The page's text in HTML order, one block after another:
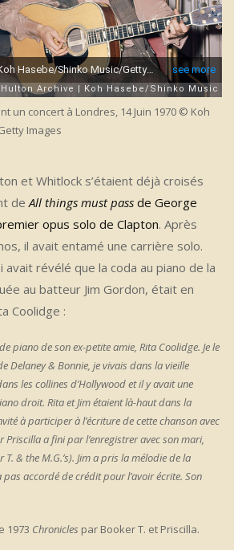
un concert à Londres, 14 Juin 1970 © Koh
Images
et Whitlock s’étaient déjà croisés
deAll things must pass de George
opus solo de Clapton. Après
il avait entamé une carrière solo.
avait révélé que la coda au piano de la
au batteur Jim Gordon, était en
Coolidge :
piano de son ex-petite amie, Rita Coolidge. Je le
Delaney & Bonnie, je vivais dans la vieille
les collines d’Hollywood et il y avait une
droit. Rita et Jim étaient là-haut dans la
à participer à l’écriture de cette chanson avec
Priscilla a fini par l’enregistrer avec son mari,
T. & the M.G.’s). Jim a pris la mélodie de la
pas accordé de crédit pour l’avoir écrite. Son
1973 Chronicles par Booker T. et Priscilla.